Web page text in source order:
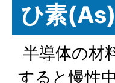
ひ素(As)
半導体の材
すると慢性